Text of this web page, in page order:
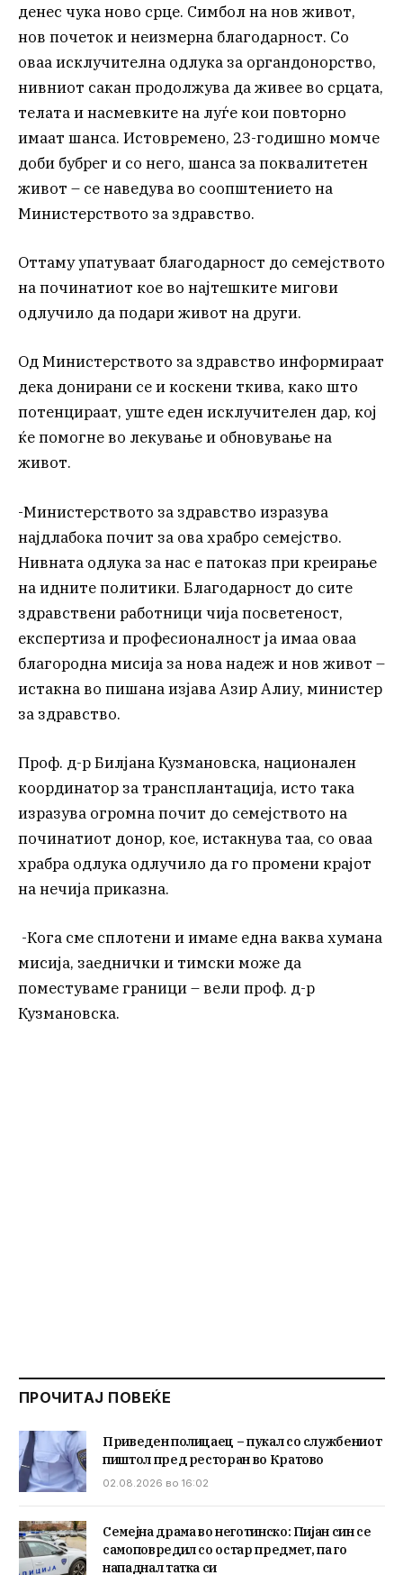
денес чука ново срце. Симбол на нов живот,
нов почеток и неизмерна благодарност. Со
оваа исклучителна одлука за органдонорство,
нивниот сакан продолжува да живее во срцата,
телата и насмевките на луѓе кои повторно
имаат шанса. Истовремено, 23-годишно момче
доби бубрег и со него, шанса за поквалитетен
живот – се наведува во соопштението на
Министерството за здравство.
Оттаму упатуваат благодарност до семејството
на починатиот кое во најтешките мигови
одлучило да подари живот на други.
Од Министерството за здравство информираат
дека донирани се и коскени ткива, како што
потенцираат, уште еден исклучителен дар, кој
ќе помогне во лекување и обновување на
живот.
-Министерството за здравство изразува
најдлабока почит за ова храбро семејство.
Нивната одлука за нас е патоказ при креирање
на идните политики. Благодарност до сите
здравствени работници чија посветеност,
експертиза и професионалност ја имаа оваа
благородна мисија за нова надеж и нов живот –
истакна во пишана изјава Азир Алиу, министер
за здравство.
Проф. д-р Билјана Кузмановска, национален
координатор за трансплантација, исто така
изразува огромна почит до семејството на
починатиот донор, кое, истакнува таа, со оваа
храбра одлука одлучило да го промени крајот
на нечија приказна.
-Кога сме сплотени и имаме една ваква хумана
мисија, заеднички и тимски може да
поместуваме граници – вели проф. д-р
Кузмановска.
ПРОЧИТАЈ ПОВЕЌЕ
Приведен полицаец – пукал со службениот
пиштол пред ресторан во Кратово
02.08.2026 во 16:02
Семејна драма во неготинско: Пијан син се
самоповредил со остар предмет, па го
нападнал татка си